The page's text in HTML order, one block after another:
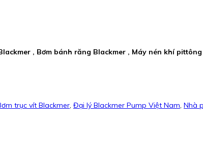
, Bơm bánh răng Blackmer , Máy nén khí
trục vít Blackmer, Đại lý Blackmer Pump Việt Nam, Nhà